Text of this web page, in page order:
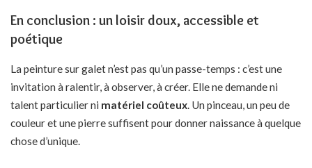
En conclusion : un loisir doux, accessible et
poétique
La peinture sur galet n’est pas qu’un passe-temps : c’est une
invitation à ralentir, à observer, à créer. Elle ne demande ni
talent particulier ni matériel coûteux . Un pinceau, un peu de
couleur et une pierre suffisent pour donner naissance à quelque
chose d’unique.